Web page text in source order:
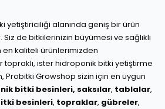
yetiştiriciliği alanında geniş bir ürün
de bitkilerinizin büyümesi ve sağlıklı
kaliteli ürünlerimizden
topraklı, ister hidroponik bitki yetiştirme
Probitki Growshop sizin için en uygun
bitki besinleri, saksılar, tablalar,
besinleri, topraklar, gübreler,